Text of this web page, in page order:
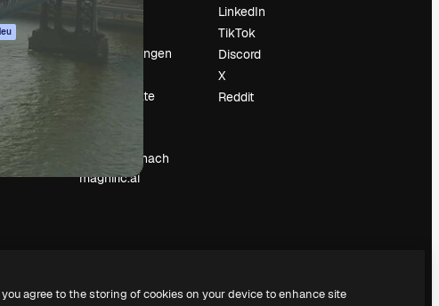
Suchtrends
Blog
Veranstaltungen
Deine Inhalte
Suchst du nach
magnific.ai
LinkedIn
TikTok
Discord
X
Reddit
agree to the storing of cookies on your device to enhance site